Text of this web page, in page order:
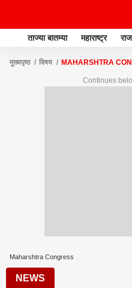
ताज्या बातम्या महाराष्ट्र
मुख्यपृष्ठ विषय MAHARSHTRA
Continues
Maharshtra Congress
NEWS